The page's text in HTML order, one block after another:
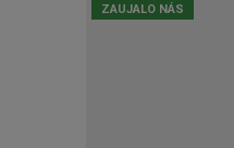
ZAUJALO NÁS